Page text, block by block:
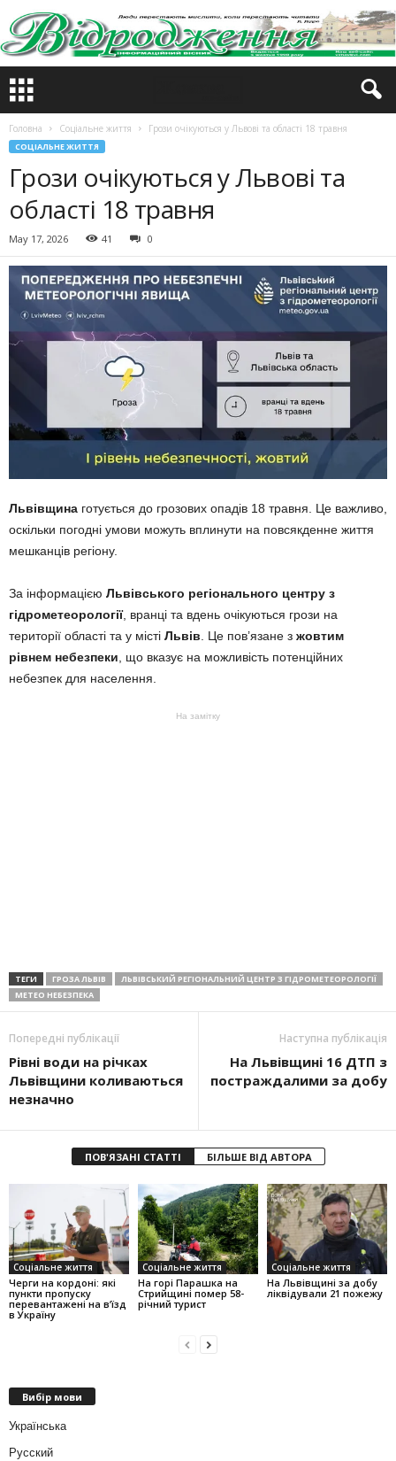
Головна Соціальне життя Грози очікуються у Львові та області 18 травня
СОЦІАЛЬНЕ ЖИТТЯ
Грози очікуються у Львові та
області 18 травня
May 17, 2026 41 0
Львівщина готується до грозових опадів 18 травня. Це важливо,
оскільки погодні умови можуть вплинути на повсякденне життя
мешканців регіону.
За інформацією Львівського регіонального центру з
гідрометеорології, вранці та вдень очікуються грози на
території області та у місті Львів . Це пов’язане з жовтим
рівнем небезпеки , що вказує на можливість потенційних
небезпек для населення.
На замітку
ТЕГИ ГРОЗА ЛЬВІВ
ЛЬВІВСЬКИЙ РЕГІОНАЛЬНИЙ ЦЕНТР З ГІДРОМЕТЕОРОЛОГІЇ
МЕТEO НЕБЕЗПЕКА
Попередні публікації
Рівні води на річках
Львівщини коливаються
незначно
Наступна публікація
На Львівщині 16 ДТП з
постраждалими за добу
ПОВ'ЯЗАНІ СТАТТІ БІЛЬШЕ ВІД АВТОРА
Соціальне життя
Черги на кордоні: які
пункти пропуску
перевантажені на вʼїзд
в Україну
Соціальне життя
На горі Парашка на
Стрийщині помер 58-
річний турист
Соціальне життя
На Львівщині за добу
ліквідували 21 пожежу
Вибір мови
Українська
Русский